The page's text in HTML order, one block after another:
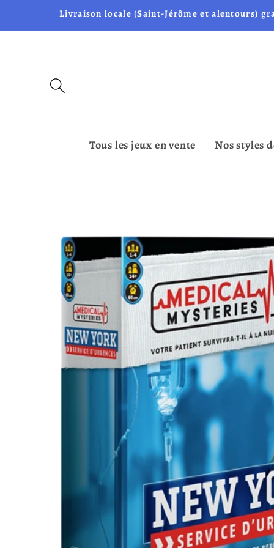
et passerLivraison locale (Saint-Jérôme et alentours)
Tous les jeux en vente Nos styles